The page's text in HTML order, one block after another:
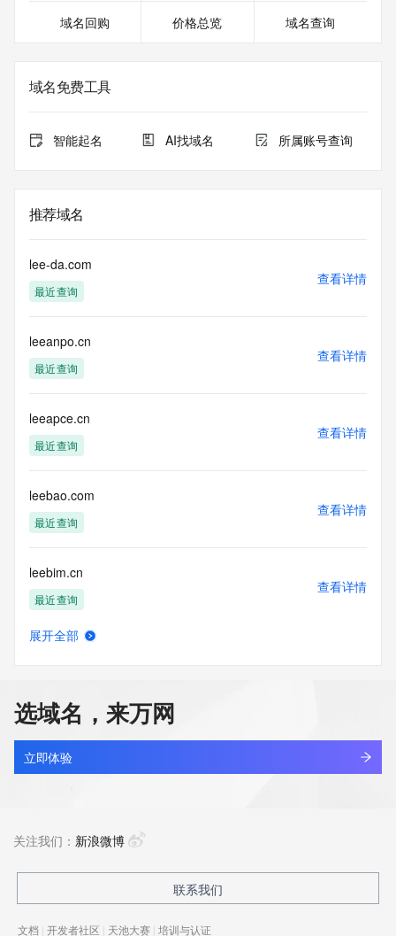
域名回购 价格总览 域名查询
域名免费工具
智能起名 AI找域名 所属账号查询
推荐域名
lee-da.com
最近查询
查看详情
leeanpo.cn
最近查询
查看详情
leeapce.cn
最近查询
查看详情
leebao.com
最近查询
查看详情
leebim.cn
最近查询
查看详情
leebit.com
最近查询
查看详情
最近查询
展开全部
选域名，来万网
立即体验
关注我们： 新浪微博
联系我们
文档 | 开发者社区 | 天池大赛 | 培训与认证